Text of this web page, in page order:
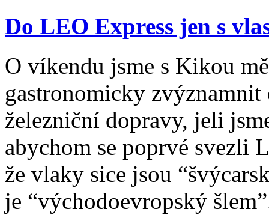
Do LEO Express jen s
O víkendu jsme s Kikou
gastronomicky
železniční dopravy, jeli
abychom se poprvé svezli
že vlaky sice jsou
je “východoevropský